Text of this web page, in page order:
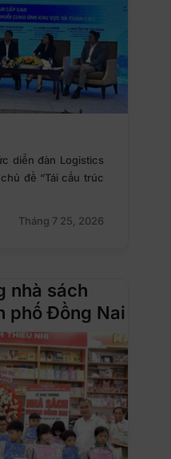
diễn đàn Logistics
đề “Tái cấu trúc
Tháng 7 25, 2026
nhà sách
phố Đồng Nai